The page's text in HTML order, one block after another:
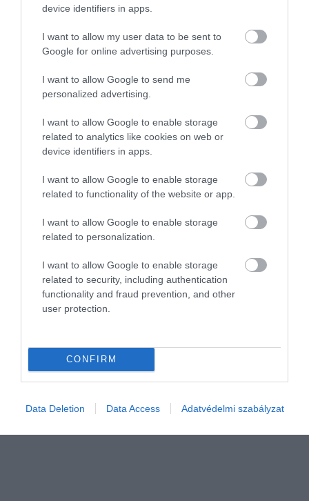
device identifiers in apps.
I want to allow my user data to be sent to
Google for online advertising purposes.
I want to allow Google to send me
personalized advertising.
I want to allow Google to enable storage
related to analytics like cookies on web or
device identifiers in apps.
I want to allow Google to enable storage
related to functionality of the website or app.
I want to allow Google to enable storage
related to personalization.
I want to allow Google to enable storage
related to security, including authentication
functionality and fraud prevention, and other
user protection.
CONFIRM
Data Deletion Data Access Adatvédelmi szabályzat
BALATON
Egyre többen keresnek állandó otthont a
Balatonnál, de miért?
Megjelentek a nyugdíjasok és a home office-ból dolgozók a
balatoni ingatlanok vevői között, akik nem a kertes, hanem
társasházi lakásokat keresik.